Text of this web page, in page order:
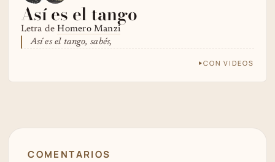
Así es el tango
Letra deHomero Manzi
Así es el tango, sabés,
CON VIDEOS
COMENTARIOS